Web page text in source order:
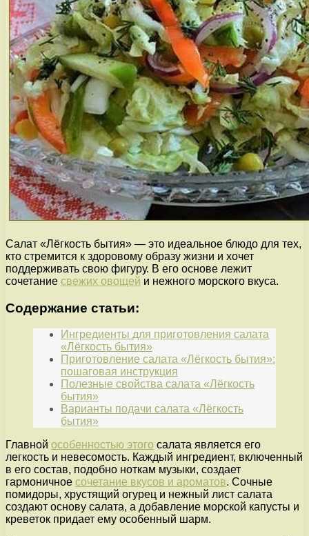
Салат «Лёгкость бытия» — это идеальное блюдо для тех,
кто стремится к здоровому образу жизни и хочет
поддерживать свою фигуру. В его основе лежит
сочетание свежих овощей и нежного морского вкуса.
Содержание статьи:
Ингредиенты для приготовления салата
«Лёгкость бытия»
Приготовление салата «Лёгкость бытия»:
пошаговая инструкция
Полезные свойства салата «Лёгкость
бытия»
Варианты подачи салата «Лёгкость
бытия»
Главной особенностью этого салата является его
легкость и невесомость. Каждый ингредиент, включенный
в его состав, подобно ноткам музыки, создает
гармоничное сочетание вкусов и ароматов. Сочные
помидоры, хрустящий огурец и нежный лист салата
создают основу салата, а добавление морской капусты и
креветок придает ему особенный шарм.